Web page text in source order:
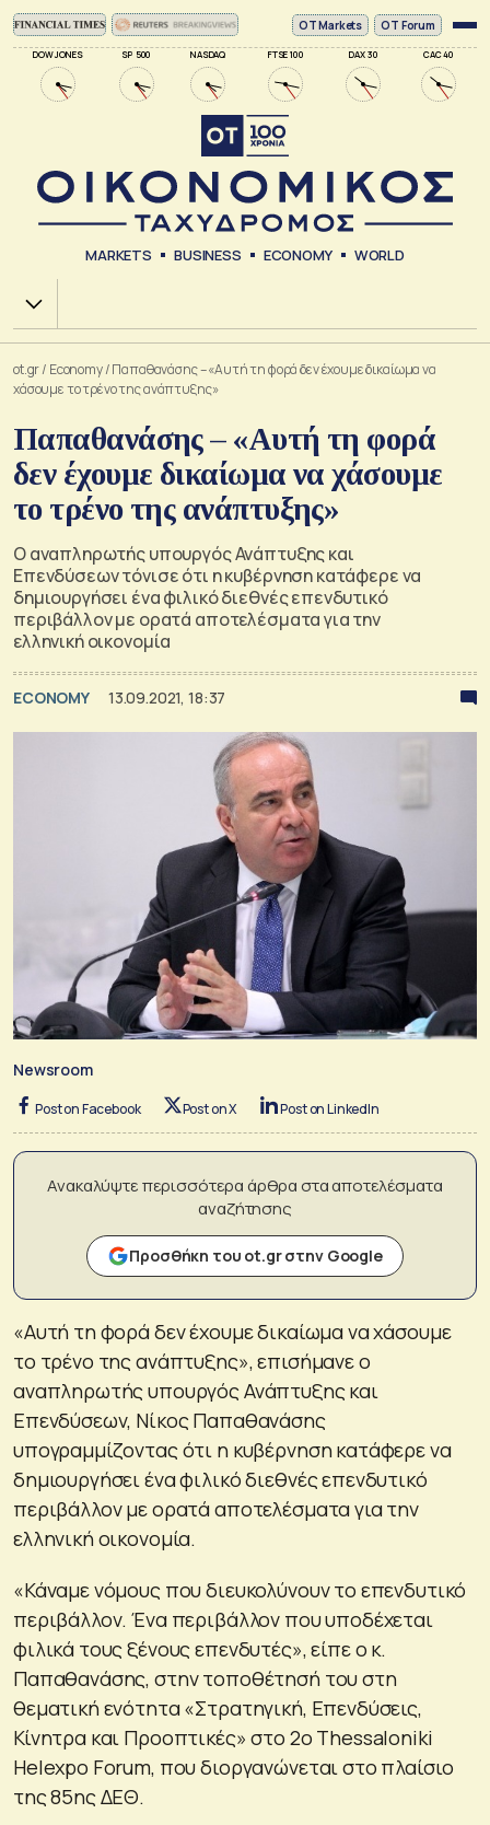
DOW JONES SP 500 NASDAQ FTSE 100 DAX 30 CAC 40
ΟΤ Markets OT Forum
MARKETS BUSINESS ECONOMY WORLD
Χ.Α.
ot.gr/ Economy/Παπαθανάσης – «Αυτή τη φορά δεν έχουμε δικαίωμα να
χάσουμε το τρένο της ανάπτυξης»
Παπαθανάσης – «Αυτή τη φορά
δεν έχουμε δικαίωμα να χάσουμε
το τρένο της ανάπτυξης»
Ο αναπληρωτής υπουργός Ανάπτυξης και
Επενδύσεων τόνισε ότι η κυβέρνηση κατάφερε να
δημιουργήσει ένα φιλικό διεθνές επενδυτικό
περιβάλλον με ορατά αποτελέσματα για την
ελληνική οικονομία
ECONOMY 13.09.2021, 18:37
Newsroom
Post on Facebook Post on X Post on LinkedIn
Ανακαλύψτε περισσότερα άρθρα στα αποτελέσματα
αναζήτησης
Προσθήκη του ot.gr στην Google
«Αυτή τη φορά δεν έχουμε δικαίωμα να χάσουμε
το τρένο της ανάπτυξης», επισήμανε ο
αναπληρωτής υπουργός Ανάπτυξης και
Επενδύσεων, Νίκος Παπαθανάσης
υπογραμμίζοντας ότι η κυβέρνηση κατάφερε να
δημιουργήσει ένα φιλικό διεθνές επενδυτικό
περιβάλλον με ορατά αποτελέσματα για την
ελληνική οικονομία.
«Κάναμε νόμους που διευκολύνουν το επενδυτικό
περιβάλλον. Ένα περιβάλλον που υποδέχεται
φιλικά τους ξένους επενδυτές», είπε ο κ.
Παπαθανάσης, στην τοποθέτησή του στη
θεματική ενότητα «Στρατηγική, Επενδύσεις,
Κίνητρα και Προοπτικές» στο 2ο Thessaloniki
Helexpo Forum, που διοργανώνεται στο πλαίσιο
της 85ης ΔΕΘ.